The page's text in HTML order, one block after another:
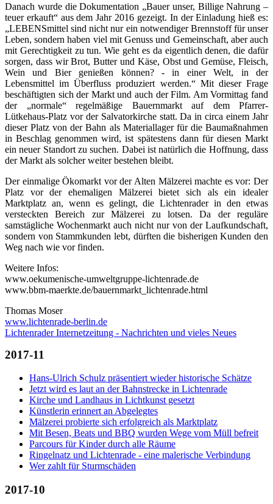
Danach wurde die Dokumentation „Bauer unser, Billige Nahrung –
teuer erkauft“ aus dem Jahr 2016 gezeigt. In der Einladung hieß es:
„LEBENSmittel sind nicht nur ein notwendiger Brennstoff für unser
Leben, sondern haben viel mit Genuss und Gemeinschaft, aber auch
mit Gerechtigkeit zu tun. Wie geht es da eigentlich denen, die dafür
sorgen, dass wir Brot, Butter und Käse, Obst und Gemüse, Fleisch,
Wein und Bier genießen können? - in einer Welt, in der
Lebensmittel im Überfluss produziert werden.“ Mit dieser Frage
beschäftigten sich der Markt und auch der Film. Am Vormittag fand
der „normale“ regelmäßige Bauernmarkt auf dem Pfarrer-
Lütkehaus-Platz vor der Salvatorkirche statt. Da in circa einem Jahr
dieser Platz von der Bahn als Materiallager für die Baumaßnahmen
in Beschlag genommen wird, ist spätestens dann für diesen Markt
ein neuer Standort zu suchen. Dabei ist natürlich die Hoffnung, dass
der Markt als solcher weiter bestehen bleibt.
Der einmalige Ökomarkt vor der Alten Mälzerei machte es vor: Der
Platz vor der ehemaligen Mälzerei bietet sich als ein idealer
Marktplatz an, wenn es gelingt, die Lichtenrader in den etwas
versteckten Bereich zur Mälzerei zu lotsen. Da der reguläre
samstägliche Wochenmarkt auch nicht nur von der Laufkundschaft,
sondern von Stammkunden lebt, dürften die bisherigen Kunden den
Weg nach wie vor finden.
Weitere Infos:
www.oekumenische-umweltgruppe-lichtenrade.de
www.bbm-maerkte.de/bauernmarkt_lichtenrade.html
Thomas Moser
www.lichtenrade-berlin.de
Lichtenrader Internetzeitung - Nachrichten und vieles Neues
2017-11
Hans-Ulrich Schulz präsentiert wieder historische Schätze
Jetzt wird es laut an der Bahnstrecke in Lichtenrade
Kirche und Landhaus in Lichtkunst gesetzt
Künstlerin erinnert an Abgelegtes
Mälzerei probierte sich erfolgreich als Marktplatz
Mit Besen, Beats und BBQ wurden Wege vom Müll befreit
Parcours für Kinder durch alle Räume
Ringelnatz und Lichtenrade - eine malerische Verbindung
Wer zahlt für Sturmschäden
2017-10